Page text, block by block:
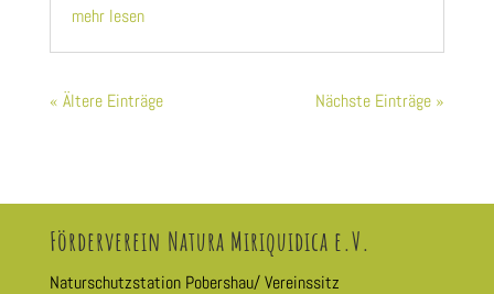
mehr lesen
« Ältere Einträge Nächste Einträge »
Förderverein Natura Miriquidica e.V.
Naturschutzstation Pobershau/ Vereinssitz